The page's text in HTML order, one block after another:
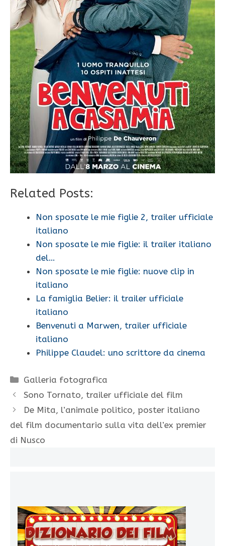
Related Posts:
Non sposate le mie figlie 2, trailer ufficiale
italiano
Non sposate le mie figlie: il trailer italiano
del…
Non sposate le mie figlie: nuove clip in
italiano
La famiglia Belier: il trailer ufficiale
italiano
Benvenuti a Marwen, trailer ufficiale
italiano
Philippe Claudel: uno scrittore da cinema
Categorie
Galleria fotografica
Sono Tornato, trailer ufficiale del film
De Mita, l’animale politico, poster italiano
del film documentario sulla vita dell’ex premier
di Nusco